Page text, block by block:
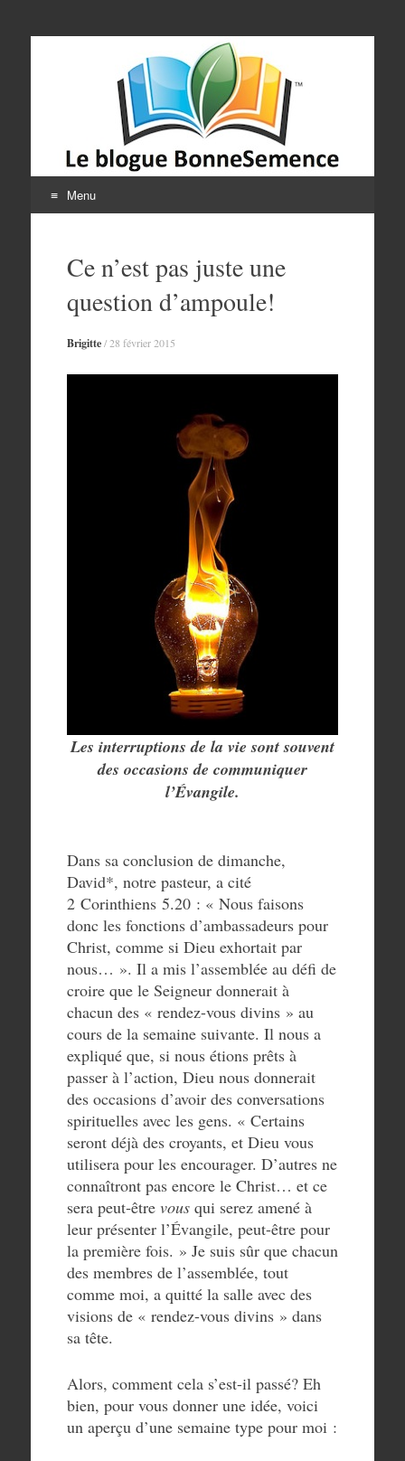
Le blogue
BonneSemence
Menu
contenuCe n’est pas juste une
question d’ampoule!
Brigitte/28 février 2015
Les interruptions de la vie sont souvent
des occasions de communiquer
l’Évangile.
Dans sa conclusion de dimanche,
David*, notre pasteur, a cité
2 Corinthiens 5.20 : « Nous faisons
donc les fonctions d’ambassadeurs pour
Christ, comme si Dieu exhortait par
nous… ». Il a mis l’assemblée au défi de
croire que le Seigneur donnerait à
chacun des « rendez-vous divins » au
cours de la semaine suivante. Il nous a
expliqué que, si nous étions prêts à
passer à l’action, Dieu nous donnerait
des occasions d’avoir des conversations
spirituelles avec les gens. « Certains
seront déjà des croyants, et Dieu vous
utilisera pour les encourager. D’autres ne
connaîtront pas encore le Christ… et ce
sera peut‑être vousqui serez amené à
leur présenter l’Évangile, peut-être pour
la première fois. » Je suis sûr que chacun
des membres de l’assemblée, tout
comme moi, a quitté la salle avec des
visions de « rendez-vous divins » dans
sa tête.
Alors, comment cela s’est-il passé? Eh
bien, pour vous donner une idée, voici
un aperçu d’une semaine type pour moi :